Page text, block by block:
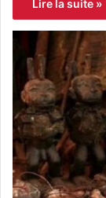
Lire la suite »